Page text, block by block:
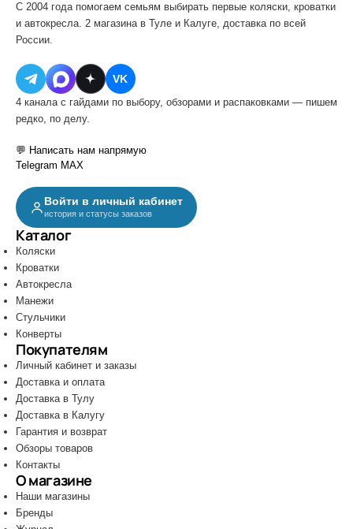
С 2004 года помогаем семьям выбирать первые коляски, кроватки
и автокресла. 2 магазина в Туле и Калуге, доставка по всей
России.
VK
4 канала с гайдами по выбору, обзорами и распаковками — пишем
редко, по делу.
💬 Написать нам напрямую
Telegram MAX
Войти в личный кабинет
история и статусы заказов
Каталог
Коляски
Кроватки
Автокресла
Манежи
Стульчики
Конверты
Покупателям
Личный кабинет и заказы
Доставка и оплата
Доставка в Тулу
Доставка в Калугу
Гарантия и возврат
Обзоры товаров
Контакты
О магазине
Наши магазины
Бренды